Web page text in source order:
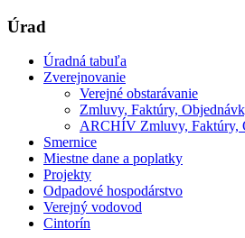
Úrad
Úradná tabuľa
Zverejnovanie
Verejné obstarávanie
Zmluvy, Faktúry,
ARCHÍV Zmluvy, Faktúry,
Smernice
Miestne dane a poplatky
Projekty
Odpadové hospodárstvo
Verejný vodovod
Cintorín